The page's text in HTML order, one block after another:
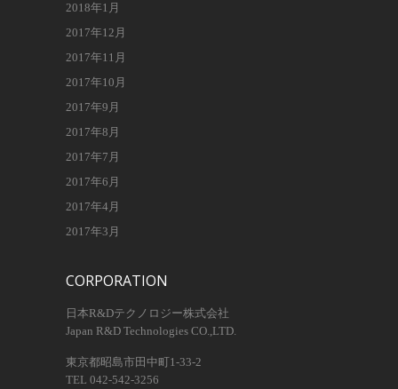
2018年1月
2017年12月
2017年11月
2017年10月
2017年9月
2017年8月
2017年7月
2017年6月
2017年4月
2017年3月
CORPORATION
日本R&Dテクノロジー株式会社
Japan R&D Technologies CO.,LTD.
東京都昭島市田中町1-33-2
TEL 042-542-3256